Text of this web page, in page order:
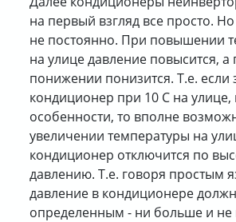
на первый взгляд все просто.
не постоянно. При повышении
на улице давление повысится, а
понижении понизится. Т.е. если
кондиционер при 10 С на улице,
особенности, то вполне
увеличении температуры на
кондиционер отключится по
давлению. Т.е. говоря простым
давление в кондиционере
определенным - ни больше и